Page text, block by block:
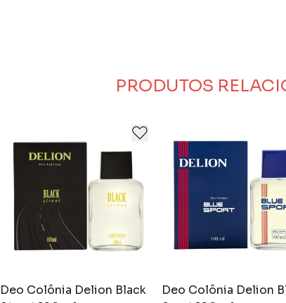
PRODUTOS
Deo Colônia Delion Black
Deo Colônia Delion